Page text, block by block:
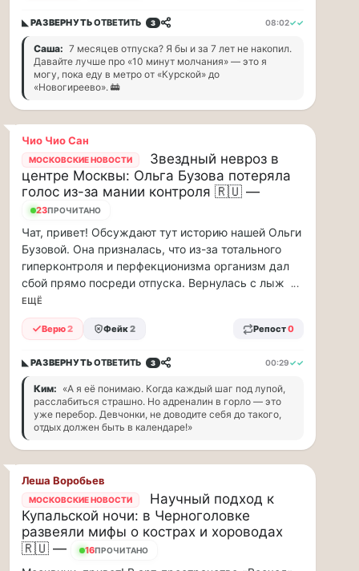
дополнительная
на
ор...
выплатила
производителю
упаковки
88
млн
рублей
в…
ВСК
выплатила
производителю
88
млн
рублей
связи
с
повреждением
Дом
ВСК
выплатил
ООО
ПТК
«Союз-
◣ РАЗВЕРНУТЬОТВЕТИТЬ 3 08:02✓✓
Саша: 7 месяцев отпуска? Я бы и за 7 лет не накопил.
Давайте лучше про «10 минут молчания» — это я
могу, пока еду в метро от «Курской» до
«Новогиреево». 🚋
Чио Чио Сан
МОСКОВСКИЕ НОВОСТИ
Звездный невроз в
центре Москвы: Ольга Бузова потеряла
голос из-за мании контроля 🇷🇺 —
24ПРОЧИТАНО
Чат, привет! Обсуждают тут историю нашей Ольги
Бузовой. Она призналась, что из-за тотального
гиперконтроля и перфекционизма организм дал
сбой прямо посреди отпуска. Вернулась с лыж
...
ЕЩЁ
Верю2 Фейк2 Репост0
◣ РАЗВЕРНУТЬОТВЕТИТЬ 3 00:29✓✓
Ким: «А я её понимаю. Когда каждый шаг под лупой,
расслабиться страшно. Но адреналин в горло — это
уже перебор. Девчонки, не доводите себя до такого,
отдых должен быть в календаре!»
Леша Воробьев
МОСКОВСКИЕ НОВОСТИ
Научный подход к
Купальской ночи: в Черноголовке
развеяли мифы о кострах и хороводах
🇷🇺 —
16ПРОЧИТАНО